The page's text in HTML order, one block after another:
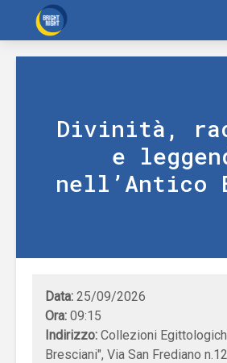
Divinità,
e
nell’Antico
Data: 25/09/2026
Ora: 09:15
Indirizzo: Collezioni
Bresciani", Via San Frediano